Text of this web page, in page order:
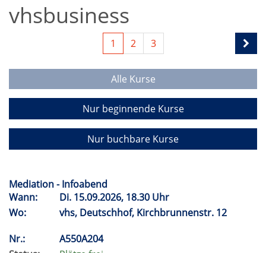
vhsbusiness
1 2 3
Alle Kurse
Nur beginnende Kurse
Nur buchbare Kurse
Mediation - Infoabend
Wann:
Di. 15.09.2026, 18.30 Uhr
Wo:
vhs, Deutschhof, Kirchbrunnenstr. 12
Nr.:
A550A204